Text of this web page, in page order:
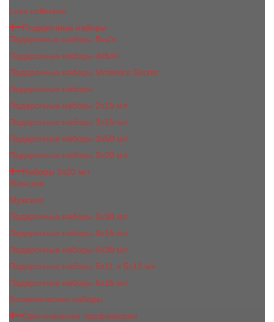
Luxe collection
Подарочные наборы
Подарочные наборы Bea's
Подарочные наборы 4х5ml
Подарочные наборы Victoria's Secret
Подарочные наборы
Подарочные наборы 2x15 мл
Подарочные наборы 3х15 мл
Подарочные наборы 3x50 мл
Подарочные наборы 3x20 мл
Наборы 3х20 мл
Женские
Мужские
Подарочные наборы 3х30 мл
Подарочные наборы 4x15 мл
Подарочные наборы 4x30 мл
Подарочные наборы 5x11 и 5х12 мл
Подарочные наборы 5x15 мл
Косметические наборы
Оригинальная парфюмерия